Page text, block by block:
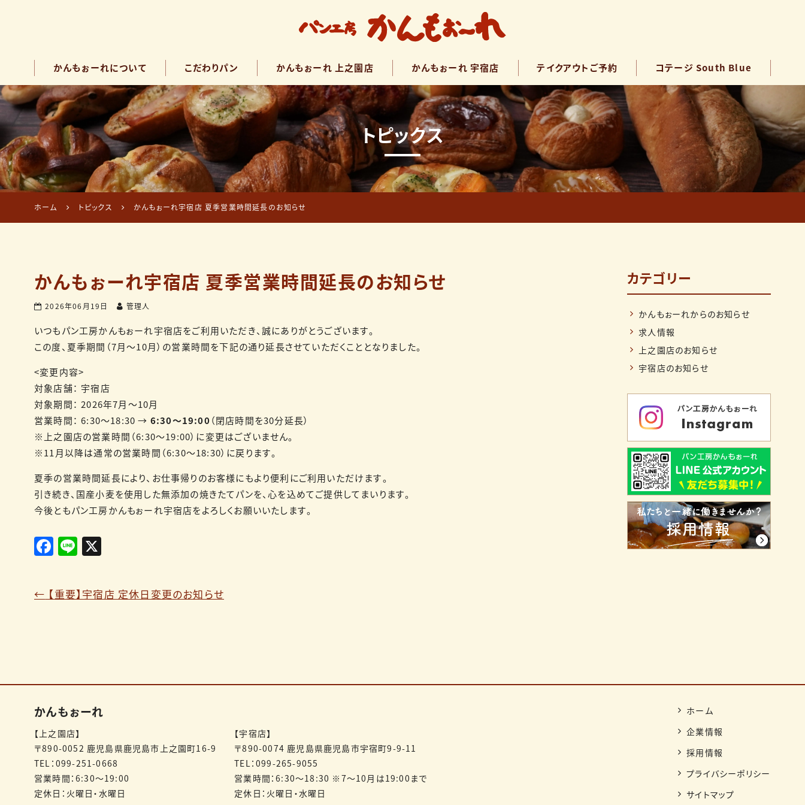
鹿児島市のパン屋 パン工房かんもぉーれ 公式サイト| 国
産小麦・無添加パン 早朝6時半から営業
かんもぉーれについて こだわりパン かんもぉーれ 上之園店 かんもぉーれ 宇宿店 テイクアウトご予約 コテージ South Blue
トピックス
ホーム トピックス かんもぉーれ宇宿店 夏季営業時間延長のお知らせ
かんもぉーれ宇宿店 夏季営業時間延長のお知らせ
2026年06月19日 管理人
いつもパン工房かんもぉーれ宇宿店をご利用いただき、誠にありがとうございます。
この度、夏季期間（7月～10月）の営業時間を下記の通り延長させていただくこととなりました。
<変更内容>
対象店舗： 宇宿店
対象期間： 2026年7月～10月
営業時間： 6:30～18:30 → 6:30～19:00（閉店時間を30分延長）
※上之園店の営業時間（6:30～19:00）に変更はございません。
※11月以降は通常の営業時間（6:30～18:30）に戻ります。
夏季の営業時間延長により、お仕事帰りのお客様にもより便利にご利用いただけます。
引き続き、国産小麦を使用した無添加の焼きたてパンを、心を込めてご提供してまいります。
今後ともパン工房かんもぉーれ宇宿店をよろしくお願いいたします。
F
a
c
e
k
Li
n
e
← 【重要】宇宿店 定休日変更のお知らせ
カテゴリー
かんもぉーれからのお知らせ
求人情報
上之園店のお知らせ
宇宿店のお知らせ
かんもぉーれ
【上之園店】
〒890-0052 鹿児島県鹿児島市上之園町16-9
TEL：099-251-0668
営業時間：6:30～19:00
定休日：火曜日・水曜日
【宇宿店】
〒890-0074 鹿児島県鹿児島市宇宿町9-9-11
TEL：099-265-9055
営業時間：6:30～18:30 ※7～10月は19:00まで
定休日：火曜日・水曜日
ホーム
企業情報
採用情報
プライバシーポリシー
サイトマップ